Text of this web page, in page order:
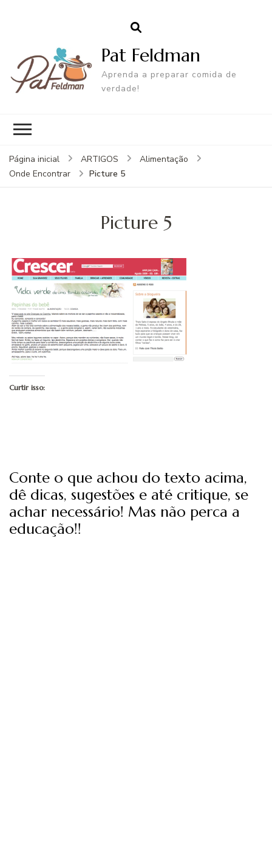
Pat Feldman
Aprenda a preparar comida de
verdade!
Página inicial ARTIGOS
Alimentação
Onde Encontrar
Picture 5
Picture 5
Curtir isso:
Conte o que achou do texto acima,
dê dicas, sugestões e até critique, se
achar necessário! Mas não perca a
educação!!